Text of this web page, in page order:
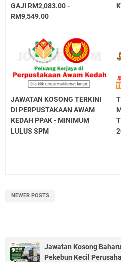
GAJI RM2,083.00 -
RM9,549.00
JAWATAN KOSONG TERKINI
DI PERPUSTAKAAN AWAM
KEDAH PPAK - MINIMUM
LULUS SPM
NEWER POSTS
Jawatan Kosong
Pekebun Kecil